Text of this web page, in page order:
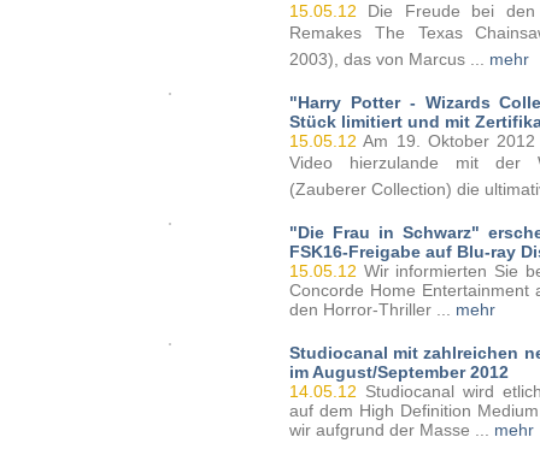
15.05.12 Die Freude bei
Remakes The Texas
2003), das von Marcus ... mehr
"Harry Potter - Wizards
Stück limitiert und mit
15.05.12 Am 19. Oktober
Video hierzulande mit der
(Zauberer Collection) die
"Die Frau in Schwarz"
FSK16-Freigabe auf Blu-ray
15.05.12 Wir informierten Sie
Concorde Home Entertainment
den Horror-Thriller ... mehr
Studiocanal mit zahlreichen
im August/September 2012
14.05.12 Studiocanal wird
auf dem High Definition
wir aufgrund der Masse ... mehr